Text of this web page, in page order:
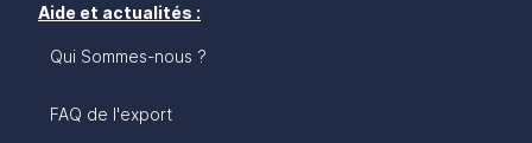
Aide et actualités :
Qui Sommes-nous ?
FAQ de l'export